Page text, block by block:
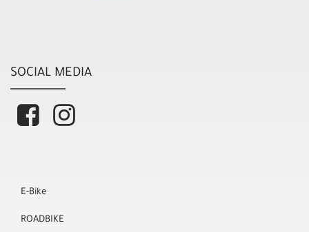
SOCIAL MEDIA
E-Bike
ROADBIKE